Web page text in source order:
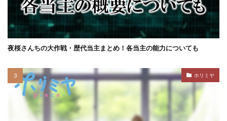
夜桜さんちの大作戦・歴代当主まとめ！各当主の能力についても
ホリミヤ